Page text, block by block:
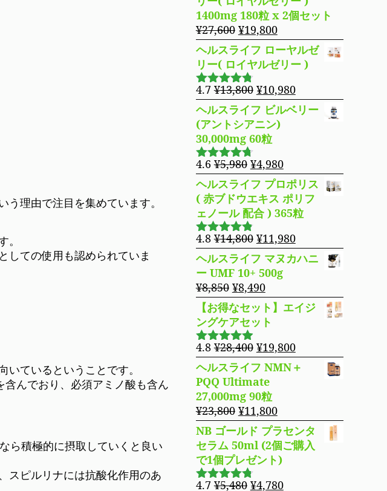
理由で注目を集めています。
しての使用も認められていま
ているということです。
んでおり、必須アミノ酸も含ん
ら積極的に摂取していくと良い
スピルリナには抗酸化作用のあ
た。 す。
格
は
¥16,800
で
し
価
格
は
¥14,980
で
1400mg 180粒 x 2個セット
¥27,600 元
の
価
格
は
¥27,600
で
し
た。
¥19,800現
在
の
価
格
は
¥19,800
で
ヘルスライフ ローヤルゼ
リー( ロイヤルゼリー )
5段階で
4.69 の評
価
4.7 ¥13,800 元
の
価
格
は
¥13,800
で
し
た。
¥10,980現
在
の
¥10,980
で
す。
ヘルスライフ ビルベリー
(アントシアニン)
30,000mg 60粒
5段階で
4.63 の評
価
4.6 ¥5,980 元
の
価
格
は
¥5,980
で
し
た。
¥4,980現
在
の
価
格
は
¥4,980
で
す。
ヘルスライフ プロポリス
( 赤ブドウエキス ポリフ
ェノール 配合 ) 365粒
5段階で
4.76 の評
価
4.8 ¥14,800 元
の
価
格
は
¥14,800
で
た。
¥11,980現
在
の
格
は
す。
ヘルスライフ マヌカハニ
ー UMF 10+ 500g
¥8,850 元
の
価
格
は
¥8,850
で
し
た。
¥8,490現
在
の
価
格
は
¥8,490
で
す。
【お得なセット】エイジ
ングケアセット
5段階で
4.83 の評
価
4.8 ¥28,400 元
の
価
格
は
¥28,400
で
し
た。
¥19,800現
在
の
は
¥19,800
で
ヘルスライフ NMN＋
PQQ Ultimate
27,000mg 90粒
¥23,800 元
の
価
格
は
¥23,800
¥11,800現
在
の
価
格
は
NB ゴールド プラセンタ
セラム 50ml (2個ご購入
で1個プレゼント)
5段階で
4.7 ¥5,480 元
¥4,780現